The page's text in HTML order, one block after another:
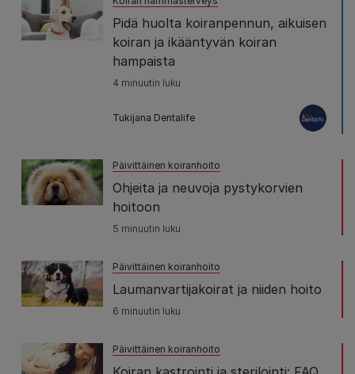
Pidä huolta koiranpennun, aikuisen
koiran ja ikääntyvän koiran
hampaista
4 minuutin luku
Tukijana Dentalife
Päivittäinen koiranhoito
Ohjeita ja neuvoja pystykorvien
hoitoon
5 minuutin luku
Päivittäinen koiranhoito
Laumanvartijakoirat ja niiden hoito
6 minuutin luku
Päivittäinen koiranhoito